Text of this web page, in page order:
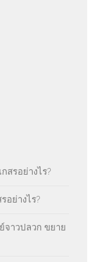
สรอย่างไร?
อย่างไร?
จาวปลวก ขยาย